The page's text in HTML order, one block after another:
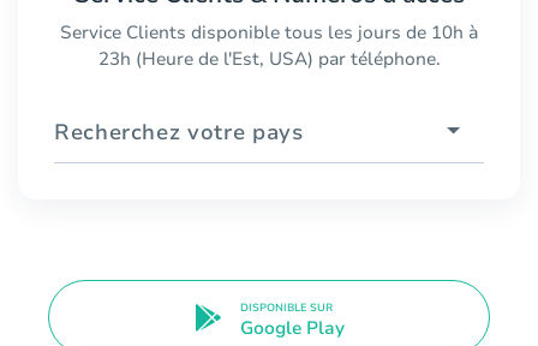
Service Clients disponible tous les jours de 10h à
23h (Heure de l'Est, USA) par téléphone.
Recherchez votre pays
DISPONIBLE SUR
Google Play